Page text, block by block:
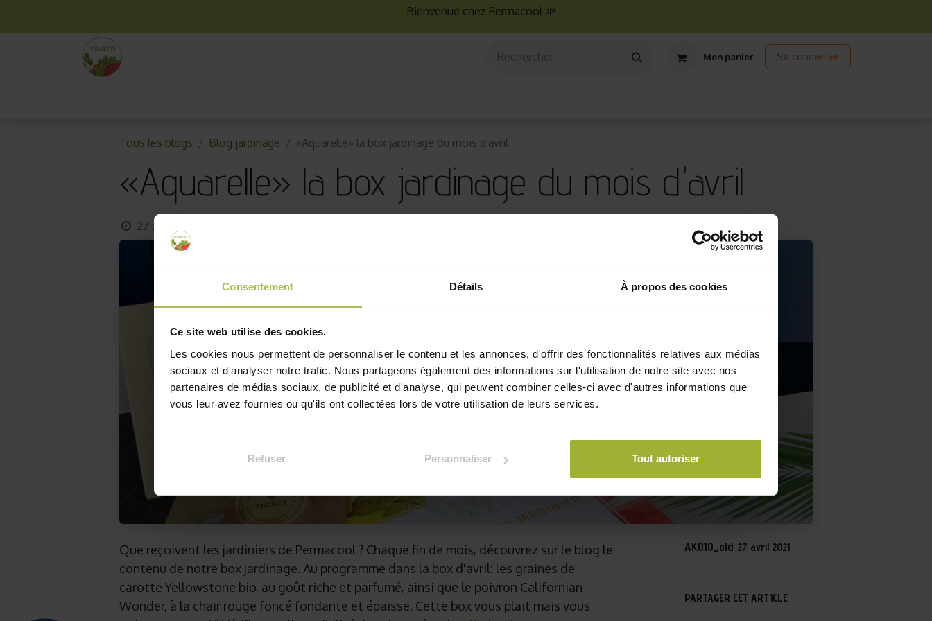
Consentement Détails À propos des cookies
Ce site web utilise des cookies.
Les cookies nous permettent de personnaliser le contenu et les annonces, d'offrir des fonctionnalités relatives aux médias
sociaux et d'analyser notre trafic. Nous partageons également des informations sur l'utilisation de notre site avec nos
partenaires de médias sociaux, de publicité et d'analyse, qui peuvent combiner celles-ci avec d'autres informations que
vous leur avez fournies ou qu'ils ont collectées lors de votre utilisation de leurs services.
Refuser Personnaliser Tout autoriser
Bienvenue chez Permacool 🌱
Mon panier Se connecter
Tous les blogs Blog jardinage «Aquarelle» la box jardinage du mois d'avril
«Aquarelle» la box jardinage du mois d'avril
27 avril 2021
Que reçoivent les jardiniers de Permacool ? Chaque fin de mois, découvrez sur le blog le
contenu de notre box jardinage. Au programme dans la box d'avril: les graines de
carotte Yellowstone bio, au goût riche et parfumé, ainsi que le poivron Californian
Wonder, à la chair rouge foncé fondante et épaisse. Cette box vous plait mais vous
AKO10_old 27 avril 2021
PARTAGER CET ARTICLE